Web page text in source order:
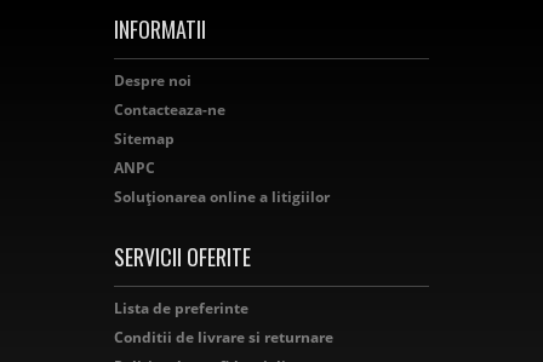
INFORMATII
Despre noi
Contacteaza-ne
Sitemap
ANPC
Soluționarea online a litigiilor
SERVICII OFERITE
Lista de preferinte
Conditii de livrare si returnare